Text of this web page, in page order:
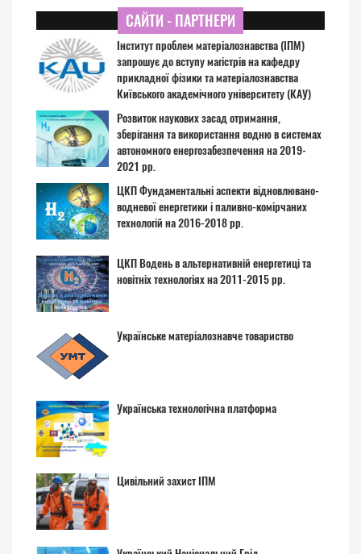
САЙТИ - ПАРТНЕРИ
Інститут проблем матеріалознавства (ІПМ)
запрошує до вступу магістрів на кафедру
прикладної фізики та матеріалознавства
Київського академічного університету (КАУ)
Розвиток наукових засад отримання,
зберігання та використання водню в системах
автономного енергозабезпечення на 2019-
2021 рр.
ЦКП Фундаментальні аспекти відновлювано-
водневої енергетики і паливно-комірчаних
технологій на 2016-2018 рр.
ЦКП Водень в альтернативній енергетиці та
новітніх технологіях на 2011-2015 рр.
Українське матеріалознавче товариство
Українська технологічна платформа
Цивільний захист ІПМ